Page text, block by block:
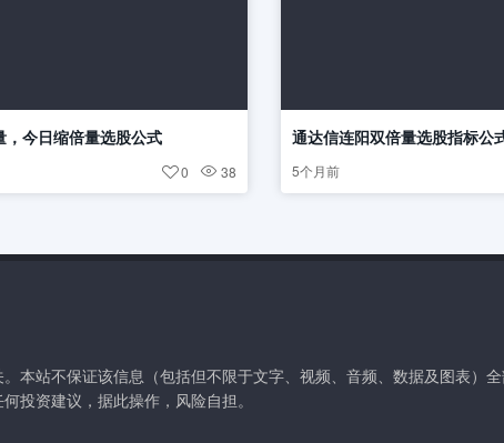
，今日缩倍量选股公式
38
0
通达信连阳双倍量选股指标公
5个月前
本站不保证该信息（包括但不限于文字、视频、音频、数据及图表）
投资建议，据此操作，风险自担。